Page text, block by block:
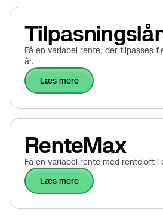
Få en variabel rente, der tilpasses
år.
læs mere
RenteMax
Få en variabel rente med renteloft i
læs mere